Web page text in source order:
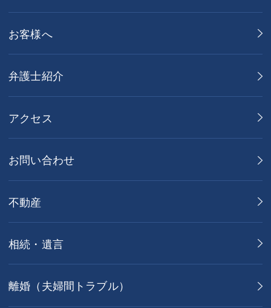
お客様へ
弁護士紹介
アクセス
お問い合わせ
不動産
相続・遺言
離婚（夫婦間トラブル）